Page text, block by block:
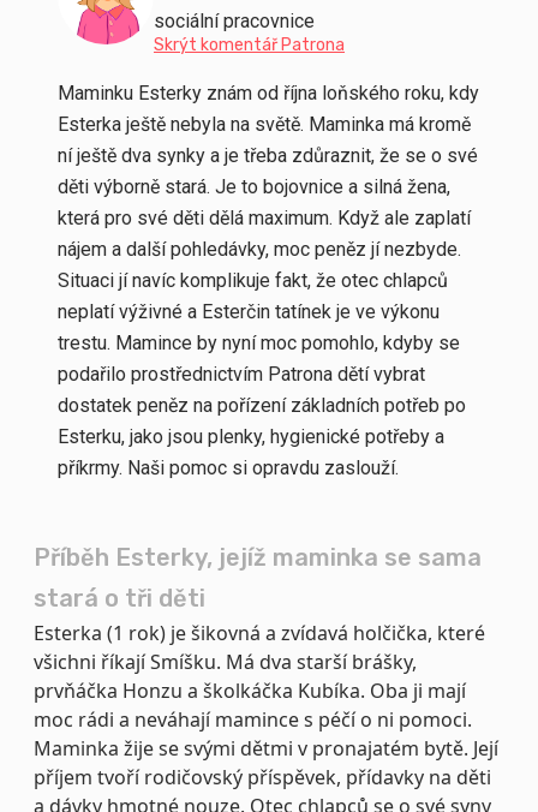
sociální pracovnice
Skrýt komentář Patrona
Maminku Esterky znám od října loňského roku, kdy
Esterka ještě nebyla na světě. Maminka má kromě
ní ještě dva synky a je třeba zdůraznit, že se o své
děti výborně stará. Je to bojovnice a silná žena,
která pro své děti dělá maximum. Když ale zaplatí
nájem a další pohledávky, moc peněz jí nezbyde.
Situaci jí navíc komplikuje fakt, že otec chlapců
neplatí výživné a Esterčin tatínek je ve výkonu
trestu. Mamince by nyní moc pomohlo, kdyby se
podařilo prostřednictvím Patrona dětí vybrat
dostatek peněz na pořízení základních potřeb po
Esterku, jako jsou plenky, hygienické potřeby a
příkrmy. Naši pomoc si opravdu zaslouží.
Příběh Esterky, jejíž maminka se sama
stará o tři děti
Esterka (1 rok) je šikovná a zvídavá holčička, které
všichni říkají Smíšku. Má dva starší brášky,
prvňáčka Honzu a školkáčka Kubíka. Oba ji mají
moc rádi a neváhají mamince s péčí o ni pomoci.
Maminka žije se svými dětmi v pronajatém bytě. Její
příjem tvoří rodičovský příspěvek, přídavky na děti
a dávky hmotné nouze. Otec chlapců se o své syny